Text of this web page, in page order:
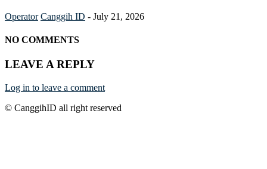
Operator Canggih ID - July 21, 2026
NO COMMENTS
LEAVE A REPLY
Log in to leave a comment
© CanggihID all right reserved